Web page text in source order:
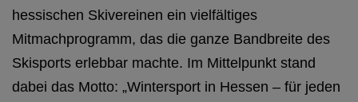
hessischen Skivereinen ein vielfältiges
Mitmachprogramm, das die ganze Bandbreite des
Skisports erlebbar machte. Im Mittelpunkt stand
dabei das Motto: „Wintersport in Hessen – für jeden